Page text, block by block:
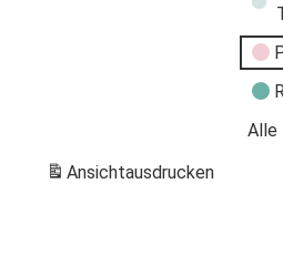
Alle
Ansichtausdrucken